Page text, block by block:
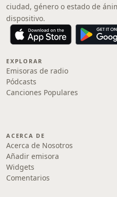
ciudad, género o estado de
dispositivo.
EXPLORAR
Emisoras de radio
Pódcasts
Canciones Populares
ACERCA DE
Acerca de Nosotros
Añadir emisora
Widgets
Comentarios